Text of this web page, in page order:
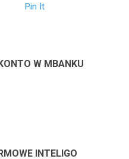
Pin It
W MBANKU
INTELIGO